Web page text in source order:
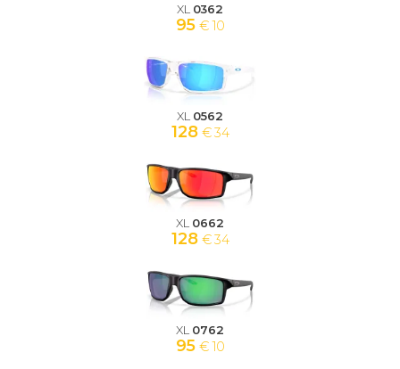
XL 0362
95 € 10
XL 0562
128 € 34
XL 0662
128 € 34
XL 0762
95 € 10